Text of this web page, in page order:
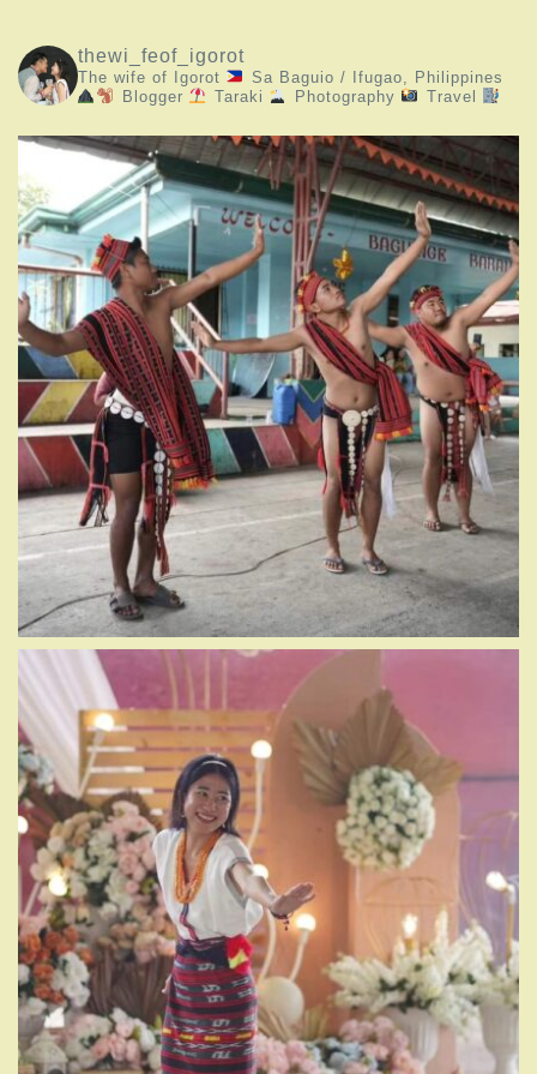
thewi_feof_igorot
The wife of Igorot
Sa Baguio / Ifugao, Philippines
Blogger
Taraki Photography Travel